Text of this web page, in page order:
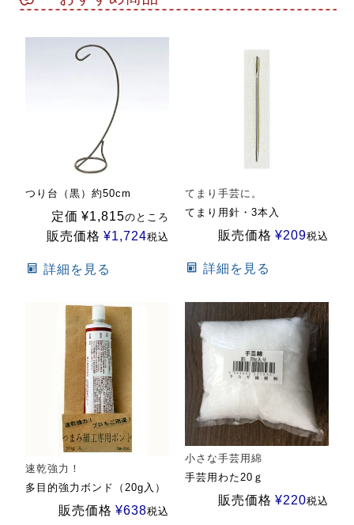
つり台（黒）約50cm
定価 ¥1,815のところ
販売価格 ¥1,724税込
詳細を見る
てまり手芸に。
てまり用針・3本入
販売価格 ¥209税込
詳細を見る
速乾強力！
多目的強力ボンド（20g入）
販売価格 ¥638税込
小さな手芸用綿
手芸用わた20ｇ
販売価格 ¥220税込